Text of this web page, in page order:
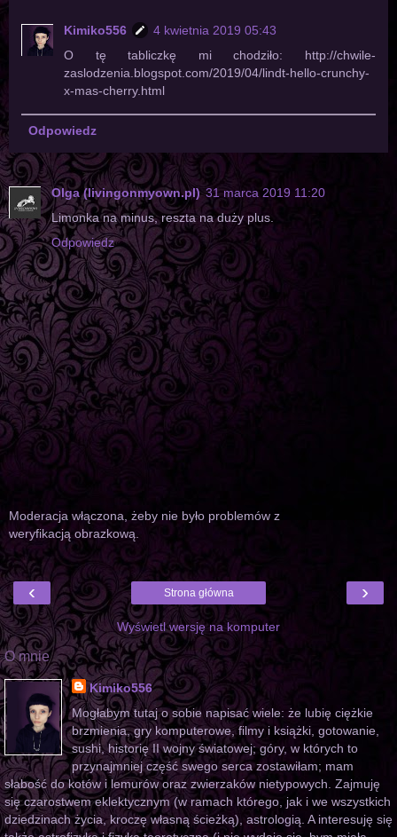
Kimiko556
4 kwietnia 2019 05:43
O tę tabliczkę mi chodziło: http://chwile-
zaslodzenia.blogspot.com/2019/04/lindt-hello-crunchy-
x-mas-cherry.html
Odpowiedz
Olga (livingonmyown.pl) 31 marca 2019 11:20
Limonka na minus, reszta na duży plus.
Odpowiedz
Moderacja włączona, żeby nie było problemów z
weryfikacją obrazkową.
‹ ›
Strona główna
Wyświetl wersję na komputer
O mnie
Kimiko556
Mogłabym tutaj o sobie napisać wiele: że lubię ciężkie
brzmienia, gry komputerowe, filmy i książki, gotowanie,
sushi, historię II wojny światowej; góry, w których to
przynajmniej część swego serca zostawiłam; mam
słabość do kotów i lemurów oraz zwierzaków nietypowych. Zajmuję
się czarostwem eklektycznym (w ramach którego, jak i we wszystkich
dziedzinach życia, kroczę własną ścieżką), astrologią. A interesuję się